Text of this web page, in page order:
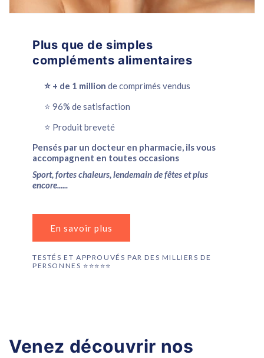
Plus que de simples
compléments alimentaires
⭐️ + de 1 million de comprimés vendus
⭐️ 96% de satisfaction
⭐️ Produit breveté
Pensés par un docteur en pharmacie, ils vous
accompagnent en toutes occasions
Sport, fortes chaleurs, lendemain de fêtes et plus
encore......
En savoir plus
TESTÉS ET APPROUVÉS PAR DES MILLIERS DE
PERSONNES ⭐️⭐️⭐️⭐️⭐️
Venez découvrir nos